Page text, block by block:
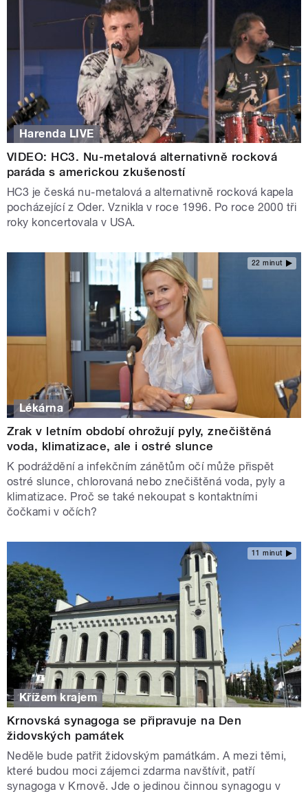
Harenda LIVE
VIDEO: HC3. Nu-metalová alternativně rocková
paráda s americkou zkušeností
HC3 je česká nu-metalová a alternativně rocková kapela
pocházející z Oder. Vznikla v roce 1996. Po roce 2000 tři
roky koncertovala v USA.
22 minut
Lékárna
Zrak v letním období ohrožují pyly, znečištěná
voda, klimatizace, ale i ostré slunce
K podráždění a infekčním zánětům očí může přispět
ostré slunce, chlorovaná nebo znečištěná voda, pyly a
klimatizace. Proč se také nekoupat s kontaktními
čočkami v očích?
11 minut
Křížem krajem
Krnovská synagoga se připravuje na Den
židovských památek
Neděle bude patřit židovským památkám. A mezi těmi,
které budou moci zájemci zdarma navštívit, patří
synagoga v Krnově. Jde o jedinou činnou synagogu v